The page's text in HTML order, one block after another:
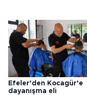
Efeler’den Kocagür’e
dayanışma eli